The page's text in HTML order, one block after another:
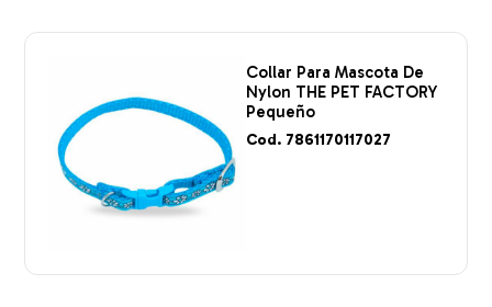
Collar Para Mascota De
Nylon THE PET FACTORY
Pequeño
Cod. 7861170117027